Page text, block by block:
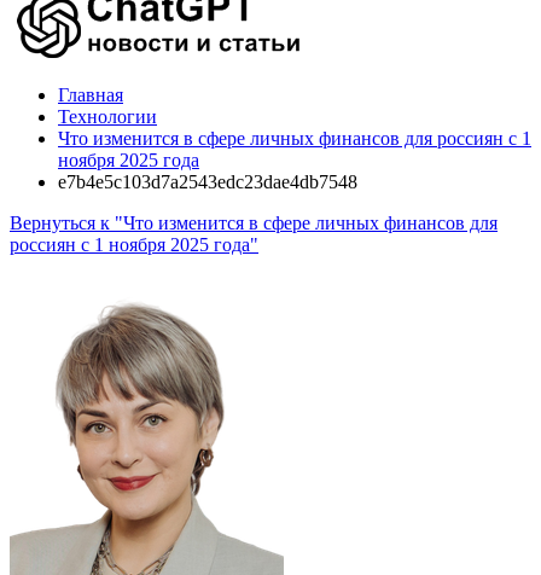
Главная
Технологии
Что изменится в сфере личных финансов для россиян с 1
ноября 2025 года
e7b4e5c103d7a2543edc23dae4db7548
Вернуться к "Что изменится в сфере личных финансов для
россиян с 1 ноября 2025 года"